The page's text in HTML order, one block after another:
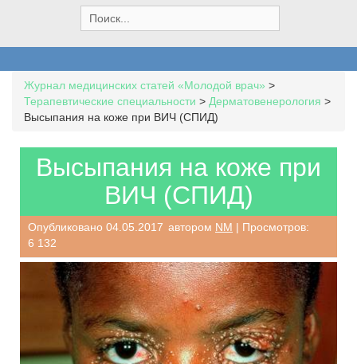
e
a
h
f
o
Журнал медицинских статей «Молодой врач» >
Терапевтические специальности > Дерматовенерология >
Высыпания на коже при ВИЧ (СПИД)
Высыпания на коже при
ВИЧ (СПИД)
Опубликовано 04.05.2017 автором NM | Просмотров:
6 132